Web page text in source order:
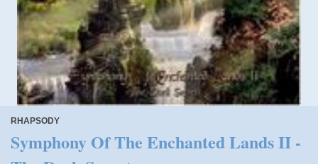
RHAPSODY
Symphony Of The Enchanted Lands II -